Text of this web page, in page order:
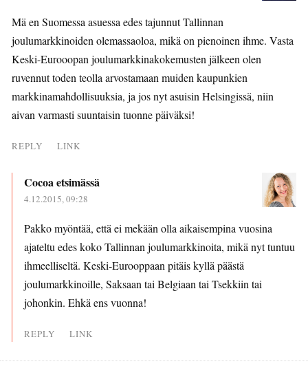
Mä en Suomessa asuessa edes tajunnut Tallinnan
joulumarkkinoiden olemassaoloa, mikä on pienoinen ihme. Vasta
Keski-Eurooopan joulumarkkinakokemusten jälkeen olen
ruvennut toden teolla arvostamaan muiden kaupunkien
markkinamahdollisuuksia, ja jos nyt asuisin Helsingissä, niin
aivan varmasti suuntaisin tuonne päiväksi!
REPLY LINK
Cocoa etsimässä
4.12.2015, 09:28
Pakko myöntää, että ei mekään olla aikaisempina vuosina
ajateltu edes koko Tallinnan joulumarkkinoita, mikä nyt tuntuu
ihmeelliseltä. Keski-Eurooppaan pitäis kyllä päästä
joulumarkkinoille, Saksaan tai Belgiaan tai Tsekkiin tai
johonkin. Ehkä ens vuonna!
REPLY LINK